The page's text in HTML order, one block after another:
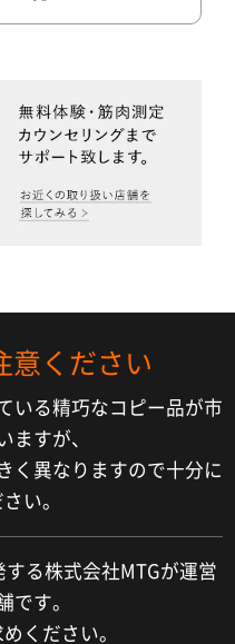
意ください
いる精巧なコピー品が市
ますが、
く異なりますので十分に
い。
する株式会社MTGが運営
です。
ください。